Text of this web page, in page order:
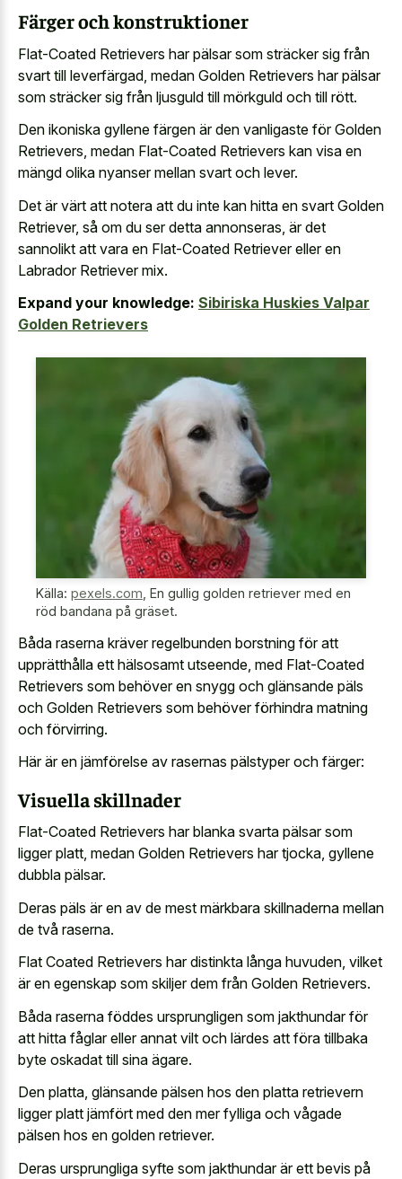
Färger och konstruktioner
Flat-Coated Retrievers har pälsar som sträcker sig från
svart till leverfärgad, medan Golden Retrievers har pälsar
som sträcker sig från ljusguld till mörkguld och till rött.
Den ikoniska gyllene färgen är den vanligaste för Golden
Retrievers, medan Flat-Coated Retrievers kan visa en
mängd olika nyanser mellan svart och lever.
Det är värt att notera att du inte kan hitta en svart Golden
Retriever, så om du ser detta annonseras, är det
sannolikt att vara en Flat-Coated Retriever eller en
Labrador Retriever mix.
Expand your knowledge: Sibiriska Huskies Valpar
Golden Retrievers
Källa: pexels.com, En gullig golden retriever med en
röd bandana på gräset.
Båda raserna kräver regelbunden borstning för att
upprätthålla ett hälsosamt utseende, med Flat-Coated
Retrievers som behöver en snygg och glänsande päls
och Golden Retrievers som behöver förhindra matning
och förvirring.
Här är en jämförelse av rasernas pälstyper och färger:
Visuella skillnader
Flat-Coated Retrievers har blanka svarta pälsar som
ligger platt, medan Golden Retrievers har tjocka, gyllene
dubbla pälsar.
Deras päls är en av de mest märkbara skillnaderna mellan
de två raserna.
Flat Coated Retrievers har distinkta långa huvuden, vilket
är en egenskap som skiljer dem från Golden Retrievers.
Båda raserna föddes ursprungligen som jakthundar för
att hitta fåglar eller annat vilt och lärdes att föra tillbaka
byte oskadat till sina ägare.
Den platta, glänsande pälsen hos den platta retrievern
ligger platt jämfört med den mer fylliga och vågade
pälsen hos en golden retriever.
Deras ursprungliga syfte som jakthundar är ett bevis på